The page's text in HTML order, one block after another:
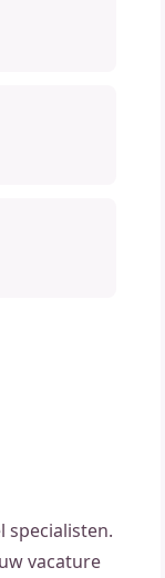
specialisten.
vacature